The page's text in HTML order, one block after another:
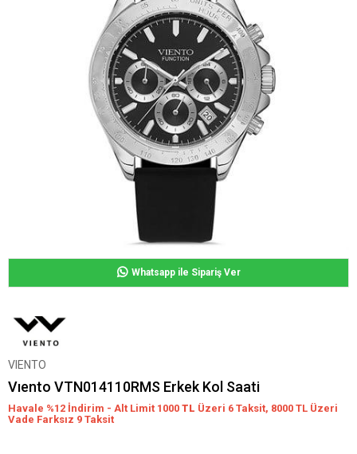
Whatsapp ile Sipariş Ver
VIENTO
Vıento VTN014110RMS Erkek Kol Saati
Havale %12 İndirim - Alt Limit 1000 TL Üzeri 6 Taksit, 8000 TL Üzeri
Vade Farksız 9 Taksit